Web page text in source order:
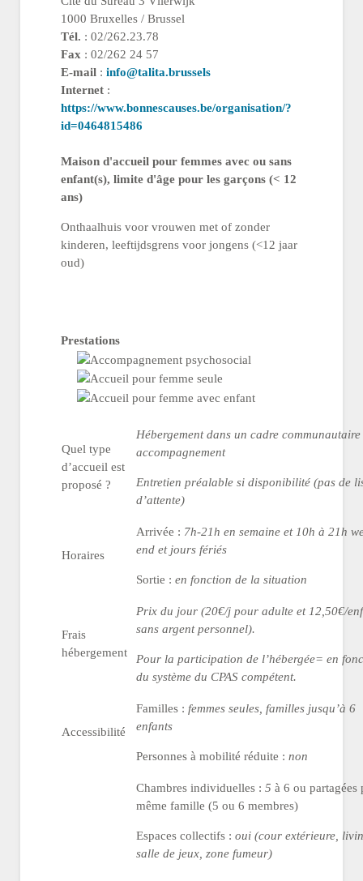
1000 Bruxelles / Brussel
Tél. : 02/262.23.78
Fax : 02/262 24 57
E-mail : info@talita.brussels
Internet :
https://www.bonnescauses.be/organisation/?
id=0464815486
Maison d'accueil pour femmes avec ou sans
enfant(s), limite d'âge pour les garçons (< 12
ans)
Onthaalhuis voor vrouwen met of zonder
kinderen, leeftijdsgrens voor jongens (<12 jaar
oud)
Prestations
Quel type
d’accueil est
proposé ?
Hébergement dans un cadre communautaire
accompagnement
Entretien préalable si disponibilité (pas de
d’attente)
Horaires
Arrivée : 7h-21h en semaine et 10h à 21h
end et jours fériés
Sortie : en fonction de la situation
Frais
hébergement
Prix du jour (20€/j pour adulte et 12,50€/
sans argent personnel).
Pour la participation de l’hébergée= en
du système du CPAS compétent.
Accessibilité
Familles : femmes seules, familles jusqu’à 6
enfants
Personnes à mobilité réduite : non
Chambres individuelles : 5 à 6 ou partagées
même famille (5 ou 6 membres)
Espaces collectifs : oui (cour extérieure,
salle de jeux, zone fumeur)